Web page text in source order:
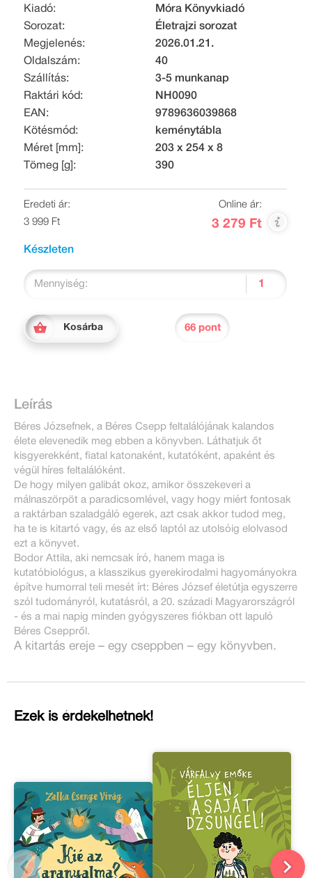
Kiadó:
Móra Könyvkiadó
Sorozat:
Életrajzi sorozat
Megjelenés:
2026.01.21.
Oldalszám:
40
Szállítás:
3-5 munkanap
Raktári kód:
NH0090
EAN:
9789636039868
Kötésmód:
keménytábla
Méret [mm]:
203 x 254 x 8
Tömeg [g]:
390
Eredeti ár:
3 999 Ft
Online ár:
3 279 Ft
Készleten
Mennyiség:
Kosárba 66 pont
Leírás
Béres Józsefnek, a Béres Csepp feltalálójának kalandos
élete elevenedik meg ebben a könyvben. Láthatjuk őt
kisgyerekként, fiatal katonaként, kutatóként, apaként és
végül híres feltalálóként.
De hogy milyen galibát okoz, amikor összekeveri a
málnaszörpöt a paradicsomlével, vagy hogy miért fontosak
a raktárban szaladgáló egerek, azt csak akkor tudod meg,
ha te is kitartó vagy, és az első laptól az utolsóig elolvasod
ezt a könyvet.
Bodor Attila, aki nemcsak író, hanem maga is
kutatóbiológus, a klasszikus gyerekirodalmi hagyományokra
építve humorral teli mesét írt: Béres József életútja egyszerre
szól tudományról, kutatásról, a 20. századi Magyarországról
- és a mai napig minden gyógyszeres fiókban ott lapuló
Béres Cseppről.
A kitartás ereje – egy cseppben – egy könyvben.
Ezek is érdekelhetnek!